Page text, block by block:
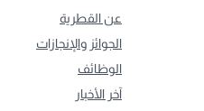
عن القطرية
الجوائز والإنجازات
الوظائف
آخر الأخبار